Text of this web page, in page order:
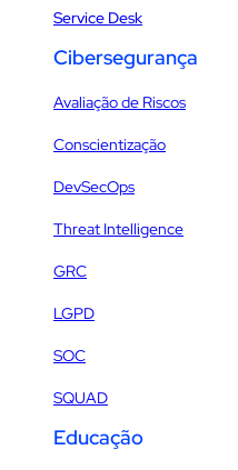
Service Desk
Cibersegurança
Avaliação de Riscos
Conscientização
DevSecOps
Threat Intelligence
GRC
LGPD
SOC
SQUAD
Educação